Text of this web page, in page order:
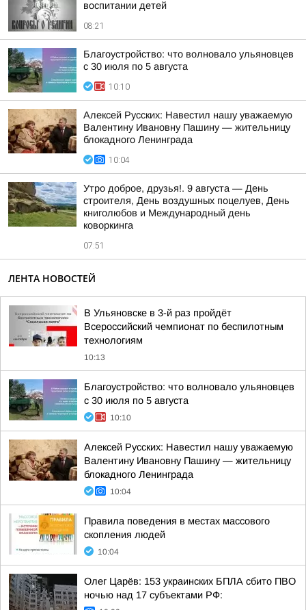
воспитании детей
08:21
Благоустройство: что волновало ульяновцев
с 30 июля по 5 августа
10:10
Алексей Русских: Навестил нашу уважаемую
Валентину Ивановну Пашину — жительницу
блокадного Ленинграда
10:04
Утро доброе, друзья!. 9 августа — День
строителя, День воздушных поцелуев, День
книголюбов и Международный день
коворкинга
07:51
ЛЕНТА НОВОСТЕЙ
В Ульяновске в 3-й раз пройдёт
Всероссийский чемпионат по беспилотным
технологиям
10:13
Благоустройство: что волновало ульяновцев
с 30 июля по 5 августа
10:10
Алексей Русских: Навестил нашу уважаемую
Валентину Ивановну Пашину — жительницу
блокадного Ленинграда
10:04
Правила поведения в местах массового
скопления людей
10:04
Олег Царёв: 153 украинских БПЛА сбито ПВО
ночью над 17 субъектами РФ: